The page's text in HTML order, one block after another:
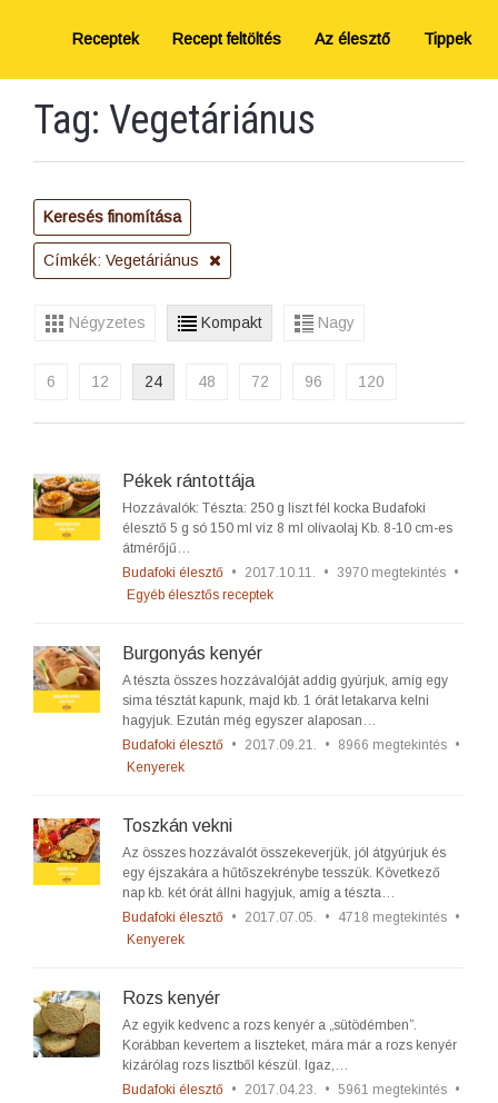
Receptek Recept feltöltés Az élesztő Tippek
Tag: Vegetáriánus
Keresés finomítása
Címkék: Vegetáriánus
Négyzetes Kompakt Nagy
6 12 24 48 72 96 120
Pékek rántottája
Hozzávalók: Tészta: 250 g liszt fél kocka Budafoki
élesztő 5 g só 150 ml víz 8 ml olívaolaj Kb. 8-10 cm-es
átmérőjű…
Budafoki élesztő • 2017.10.11. • 3970 megtekintés •
Egyéb élesztős receptek
Burgonyás kenyér
A tészta összes hozzávalóját addig gyúrjuk, amíg egy
sima tésztát kapunk, majd kb. 1 órát letakarva kelni
hagyjuk. Ezután még egyszer alaposan…
Budafoki élesztő • 2017.09.21. • 8966 megtekintés •
Kenyerek
Toszkán vekni
Az összes hozzávalót összekeverjük, jól átgyúrjuk és
egy éjszakára a hűtőszekrénybe tesszük. Következő
nap kb. két órát állni hagyjuk, amíg a tészta…
Budafoki élesztő • 2017.07.05. • 4718 megtekintés •
Kenyerek
Rozs kenyér
Az egyik kedvenc a rozs kenyér a „sütödémben”.
Korábban kevertem a liszteket, mára már a rozs kenyér
kizárólag rozs lisztből készül. Igaz,…
Budafoki élesztő • 2017.04.23. • 5961 megtekintés •